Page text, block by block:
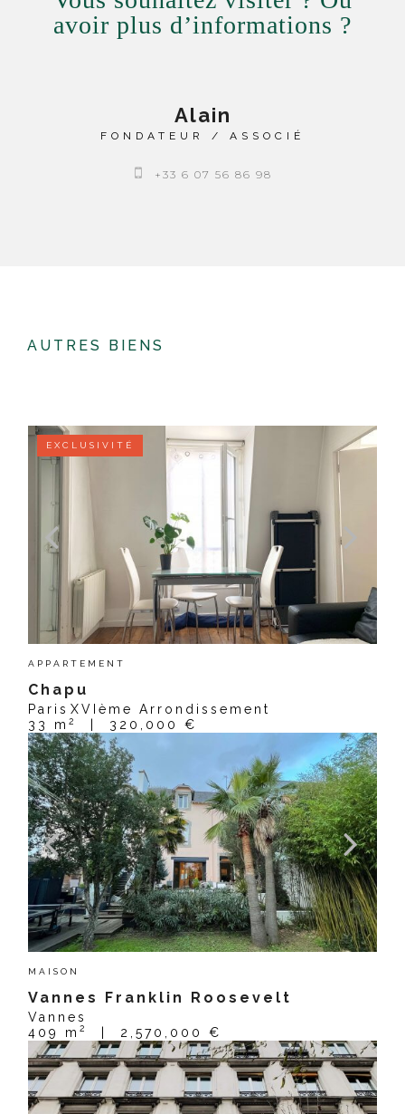
avoir plus d’informations ?
Alain
FONDATEUR / ASSOCIÉ
+33 6 07 56 86 98
AUTRES BIENS
EXCLUSIVITÉ
APPARTEMENT
Chapu
Paris XVIème Arrondissement
33 m 2 320,000 €
MAISON
Vannes Franklin Roosevelt
Vannes
409 m 2 | 2,570,000 €